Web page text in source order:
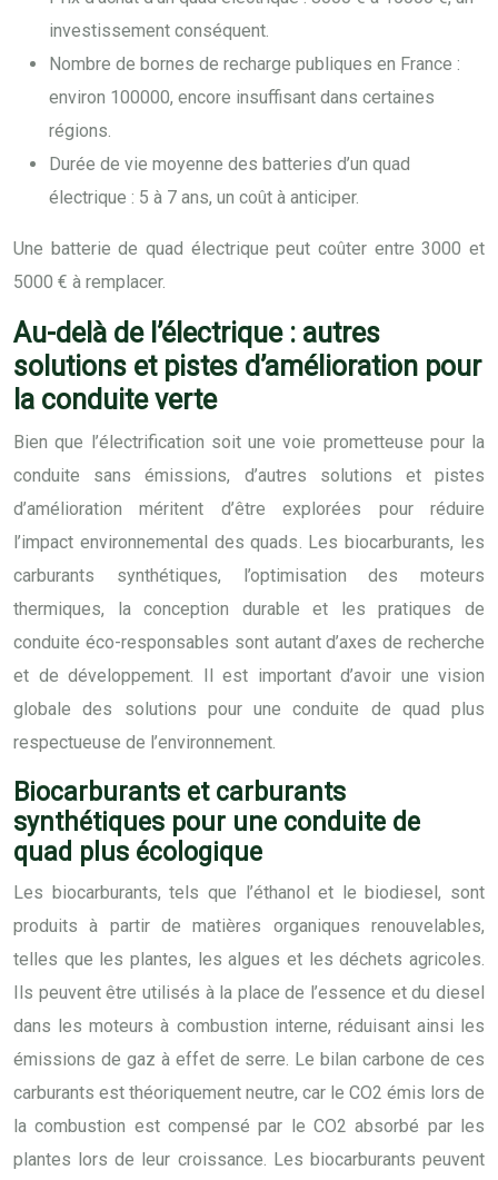
investissement conséquent.
Nombre de bornes de recharge publiques en France :
environ 100000, encore insuffisant dans certaines
régions.
Durée de vie moyenne des batteries d’un quad
électrique : 5 à 7 ans, un coût à anticiper.
Une batterie de quad électrique peut coûter entre 3000 et
5000 € à remplacer.
Au-delà de l’électrique : autres
solutions et pistes d’amélioration pour
la conduite verte
Bien que l’électrification soit une voie prometteuse pour la
conduite sans émissions, d’autres solutions et pistes
d’amélioration méritent d’être explorées pour réduire
l’impact environnemental des quads. Les biocarburants, les
carburants synthétiques, l’optimisation des moteurs
thermiques, la conception durable et les pratiques de
conduite éco-responsables sont autant d’axes de recherche
et de développement. Il est important d’avoir une vision
globale des solutions pour une conduite de quad plus
respectueuse de l’environnement.
Biocarburants et carburants
synthétiques pour une conduite de
quad plus écologique
Les biocarburants, tels que l’éthanol et le biodiesel, sont
produits à partir de matières organiques renouvelables,
telles que les plantes, les algues et les déchets agricoles.
Ils peuvent être utilisés à la place de l’essence et du diesel
dans les moteurs à combustion interne, réduisant ainsi les
émissions de gaz à effet de serre. Le bilan carbone de ces
carburants est théoriquement neutre, car le CO2 émis lors de
la combustion est compensé par le CO2 absorbé par les
plantes lors de leur croissance. Les biocarburants peuvent